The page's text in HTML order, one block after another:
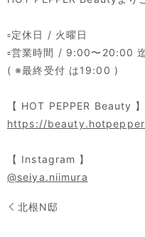
▫️定休日 / 火曜日
▫️営業時間 / 9:00〜20:00
( ※最終受付 は19:00 )
【 HOT PEPPER Beauty 】
https://
【 Instagram 】
@seiya.niimura
北根N邸